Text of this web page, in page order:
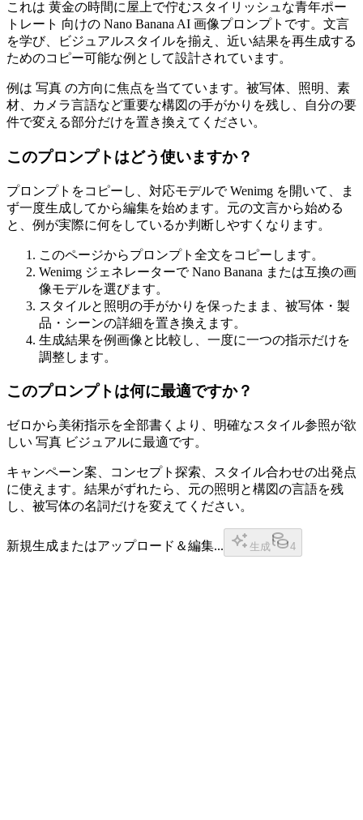
これは 黄金の時間に屋上で佇むスタイリッシュな青年ポー
トレート 向けの Nano Banana AI 画像プロンプトです。文言
を学び、ビジュアルスタイルを揃え、近い結果を再生成する
ためのコピー可能な例として設計されています。
例は 写真 の方向に焦点を当てています。被写体、照明、素
材、カメラ言語など重要な構図の手がかりを残し、自分の要
件で変える部分だけを置き換えてください。
このプロンプトはどう使いますか？
プロンプトをコピーし、対応モデルで Wenimg を開いて、ま
ず一度生成してから編集を始めます。元の文言から始める
と、例が実際に何をしているか判断しやすくなります。
このページからプロンプト全文をコピーします。
Wenimg ジェネレーターで Nano Banana または互換の画
像モデルを選びます。
スタイルと照明の手がかりを保ったまま、被写体・製
品・シーンの詳細を置き換えます。
生成結果を例画像と比較し、一度に一つの指示だけを
調整します。
このプロンプトは何に最適ですか？
ゼロから美術指示を全部書くより、明確なスタイル参照が欲
しい 写真 ビジュアルに最適です。
キャンペーン案、コンセプト探索、スタイル合わせの出発点
に使えます。結果がずれたら、元の照明と構図の言語を残
し、被写体の名詞だけを変えてください。
新規生成またはアップロード＆編集... 生成 4